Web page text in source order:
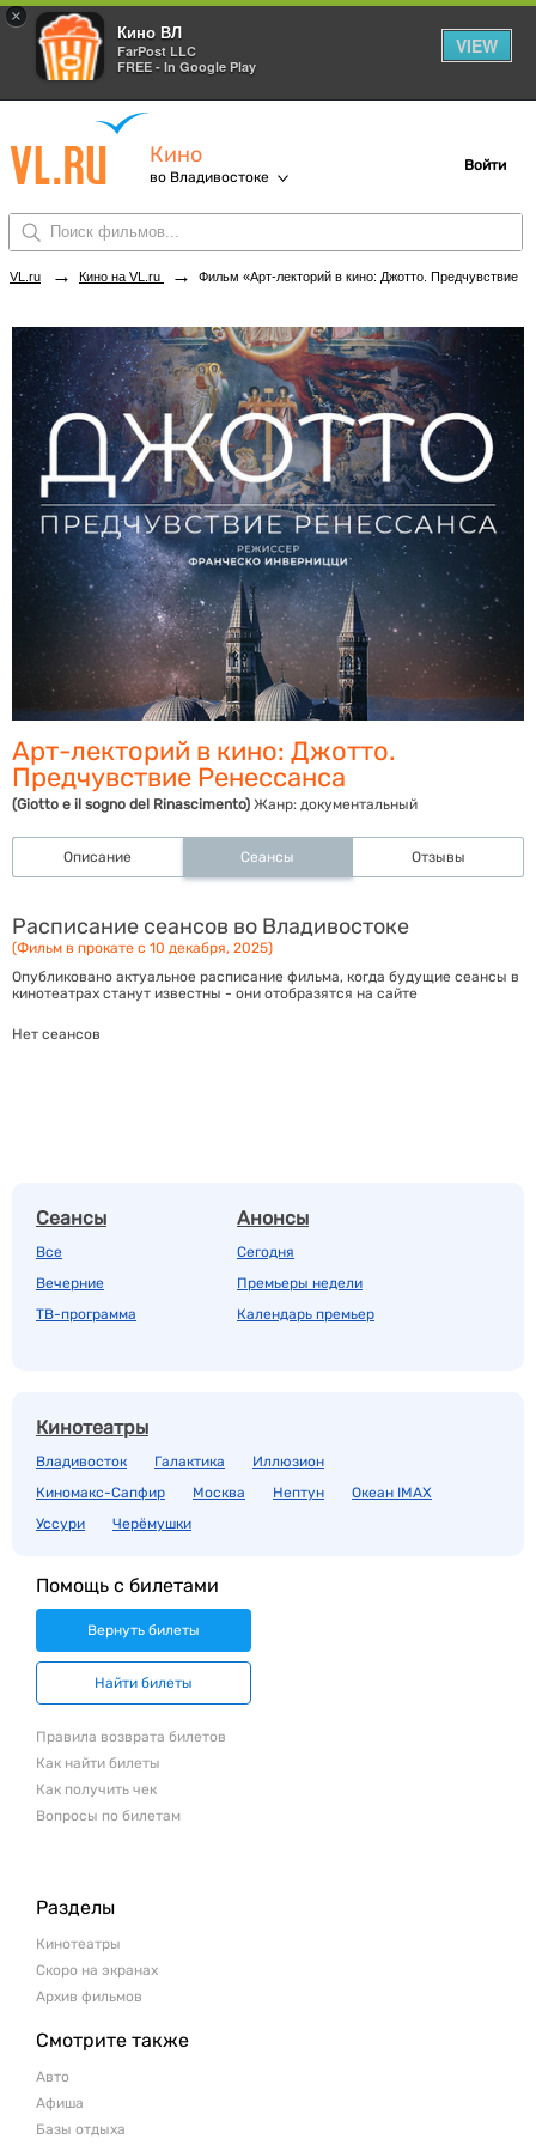
×
Кино ВЛ
FarPost LLC
FREE - In Google Play
VIEW
Кино
во Владивостоке
Войти
VL.ru → Кино на VL.ru → Фильм «Арт-лекторий в кино: Джотто. Предчувствие Ренессанса» в кинотеатрах Владивостока. Купить билеты!
Арт-лекторий в кино: Джотто.
Предчувствие Ренессанса
(Giotto e il sogno del Rinascimento) Жанр: документальный
Описание Сеансы Отзывы
Расписание сеансов во Владивостоке
(Фильм в прокате с 10 декабря, 2025)
Опубликовано актуальное расписание фильма, когда будущие сеансы в
кинотеатрах станут известны - они отобразятся на сайте
Нет сеансов
Сеансы
Все
Вечерние
ТВ-программа
Анонсы
Сегодня
Премьеры недели
Календарь премьер
Кинотеатры
Владивосток Галактика
Иллюзион
Киномакс-Сапфир
Москва Нептун
Океан IMAX
Уссури
Черёмушки
Помощь с билетами
Вернуть билеты
Найти билеты
Правила возврата билетов
Как найти билеты
Как получить чек
Вопросы по билетам
Разделы
Кинотеатры
Скоро на экранах
Архив фильмов
Смотрите также
Авто
Афиша
Базы отдыха